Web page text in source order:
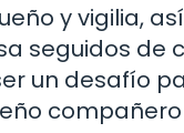
y vigilia,
seguidos de
un desafío